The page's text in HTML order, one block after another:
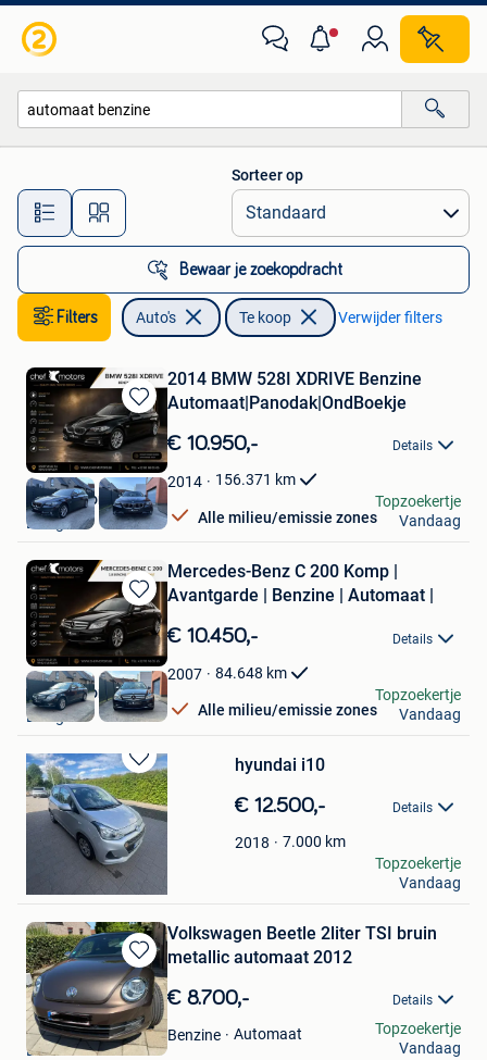
Alle afstanden…
Sorteer op
Bewaar je zoekopdracht
Filters Auto's Te koop Verwijder filters
Bewaren
in
Mijn
Favorieten
2014 BMW 528I XDRIVE Benzine
Automaat|Panodak|OndBoekje
€ 10.950,- Details
2014 156.371 km
Alle milieu/emissie zones
Chef Motors
Evergem
Topzoekertje
Vandaag
Bewaren
in
Mijn
Favorieten
Mercedes-Benz C 200 Komp |
Avantgarde | Benzine | Automaat |
€ 10.450,- Details
2007 84.648 km
Alle milieu/emissie zones
Chef Motors
Evergem
Topzoekertje
Vandaag
Bewaren
in
Mijn
Favorieten
hyundai i10
€ 12.500,- Details
2018 7.000 km
vandenbussche rik
Topzoekertje
Vandaag
Bewaren
in
Mijn
Favorieten
Volkswagen Beetle 2liter TSI bruin
metallic automaat 2012
€ 8.700,- Details
Benzine Automaat
Marian
Lanaken
Topzoekertje
Vandaag